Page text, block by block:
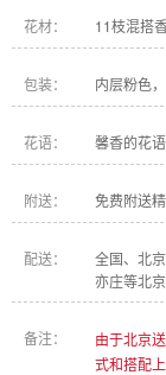
花材： 11枝混搭
包装： 内层粉色
花语： 馨香的花
附送： 免费附送
配送：
全国、北
亦庄等北
备注：
由于北京
式和搭配